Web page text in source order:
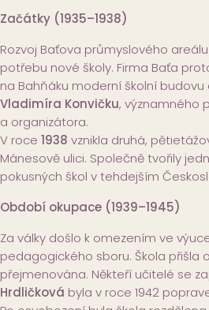
Začátky (1935–1938)
Rozvoj Baťova průmyslového
potřebu nové školy. Firma Baťa
na Bahňáku moderní školní
Vladimíra Konvičku, významného
a organizátora.
V roce 1938 vznikla druhá,
Mánesově ulici. Společně tvořily
pokusných škol v tehdejším
Období okupace (1939–1945)
Za války došlo k omezením ve
pedagogického sboru. Škola přišla
přejmenována. Někteří učitelé se
Hrdličková byla v roce 1942